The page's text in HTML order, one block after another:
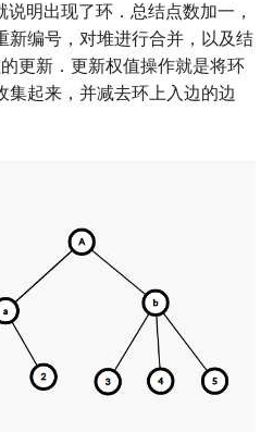
明出现了环．总结点数加一，
新编号，对堆进行合并，以及结
更新．更新权值操作就是将环
集起来，并减去环上入边的边